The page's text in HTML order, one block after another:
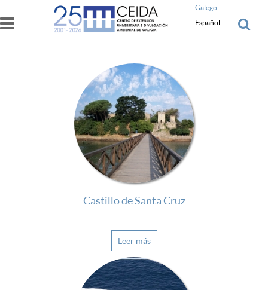
Pasar al contenido principal
Galego
Español
Castillo de Santa Cruz
Leer más